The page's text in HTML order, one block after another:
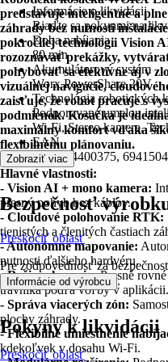
Informácie o likvidácii
Riaďte sa pokynmi na
Doba nabíjania
80 min
Akumulátorový systém
Worx PowerShare 20V
Technológia robotických
Podporované umelou
Wi-Fi, Stereo kamera,
EAN
6941504400375,
predstavuje inteligentné a
záhrady bez nutnosti
pokročilej technológii Vision
rozoznávať prekážky,
pohybovať sa efektívne aj v
vizuálnej navigácie,
zaisťuje, že robot pracuje s
podmienok. Kosačka je
maximálny komfort vďaka
flexibilnému plánovaniu.
Hlavné vlastnosti:
- Vision AI + mono kamera:
presný pohyb bez káblov.
- Cloudové polohovanie RTK:
tienistých a členitých častiach
- Autonómne mapovanie:
nutnosti ďalšieho hardvéru.
- Režimy kosenia:Presné
trávnika podľa voľby v aplikácii.
- Správa viacerých zón:
plochy záhrady.
- Flexibilné umiestnenie
kdekoľvek v dosahu Wi‑Fi.
Zobraziť viac
Bezpečnosť
Preskočiť oblasť
Pre zodpovednosť za
Informácie od výrobcu .
Pokyny k likvidácii
Preskočiť oblasť